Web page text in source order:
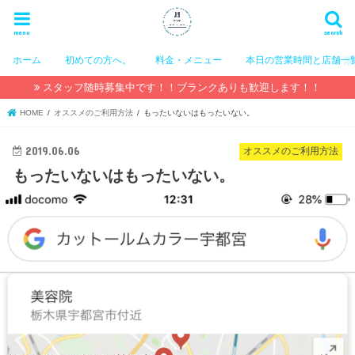
search
menu
ホーム 初めての方へ。 料金・メニュー 本日の営業時間と店舗一
スタッフ随時募集中です！！ブランクありも歓迎します！！
HOME オススメのご利用方法 もったいないはもったいない。
オススメのご利用方法
2019.06.06
もったいないはもったいない。